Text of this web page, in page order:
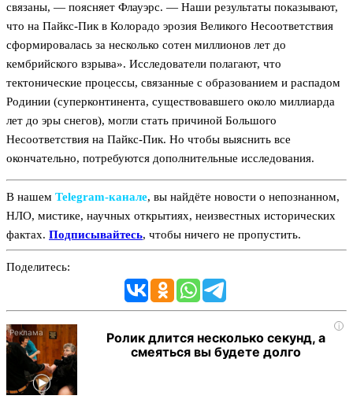
связаны, — поясняет Флауэрс. — Наши результаты показывают,
что на Пайкс-Пик в Колорадо эрозия Великого Несоответствия
сформировалась за несколько сотен миллионов лет до
кембрийского взрыва». Исследователи полагают, что
тектонические процессы, связанные с образованием и распадом
Родинии (суперконтинента, существовавшего около миллиарда
лет до эры снегов), могли стать причиной Большого
Несоответствия на Пайкс-Пик. Но чтобы выяснить все
окончательно, потребуются дополнительные исследования.
В нашем Telegram‑канале, вы найдёте новости о непознанном,
НЛО, мистике, научных открытиях, неизвестных исторических
фактах. Подписывайтесь, чтобы ничего не пропустить.
Поделитесь:
i
Ролик длится несколько секунд, а
смеяться вы будете долго